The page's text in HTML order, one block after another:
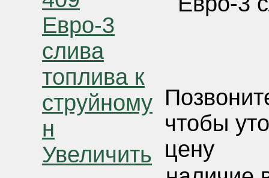
Увеличить
чтобы
цену